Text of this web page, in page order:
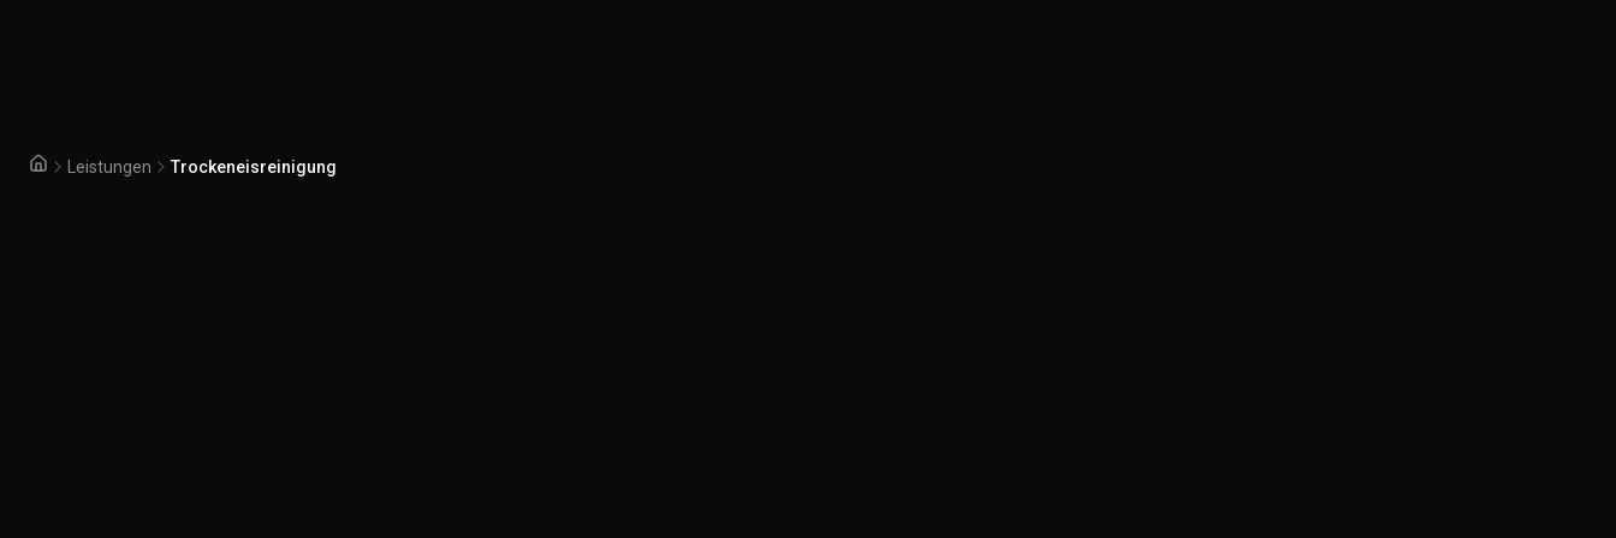
StartseiteLeistungen Trockeneisreinigung